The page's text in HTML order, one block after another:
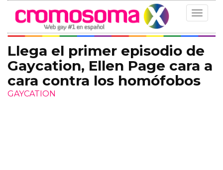
Toggle
Llega el primer episodio de
Gaycation, Ellen Page cara a
cara contra los homófobos
GAYCATION